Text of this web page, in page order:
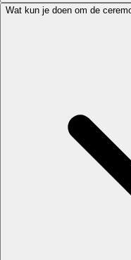
Wat kun je doen om de